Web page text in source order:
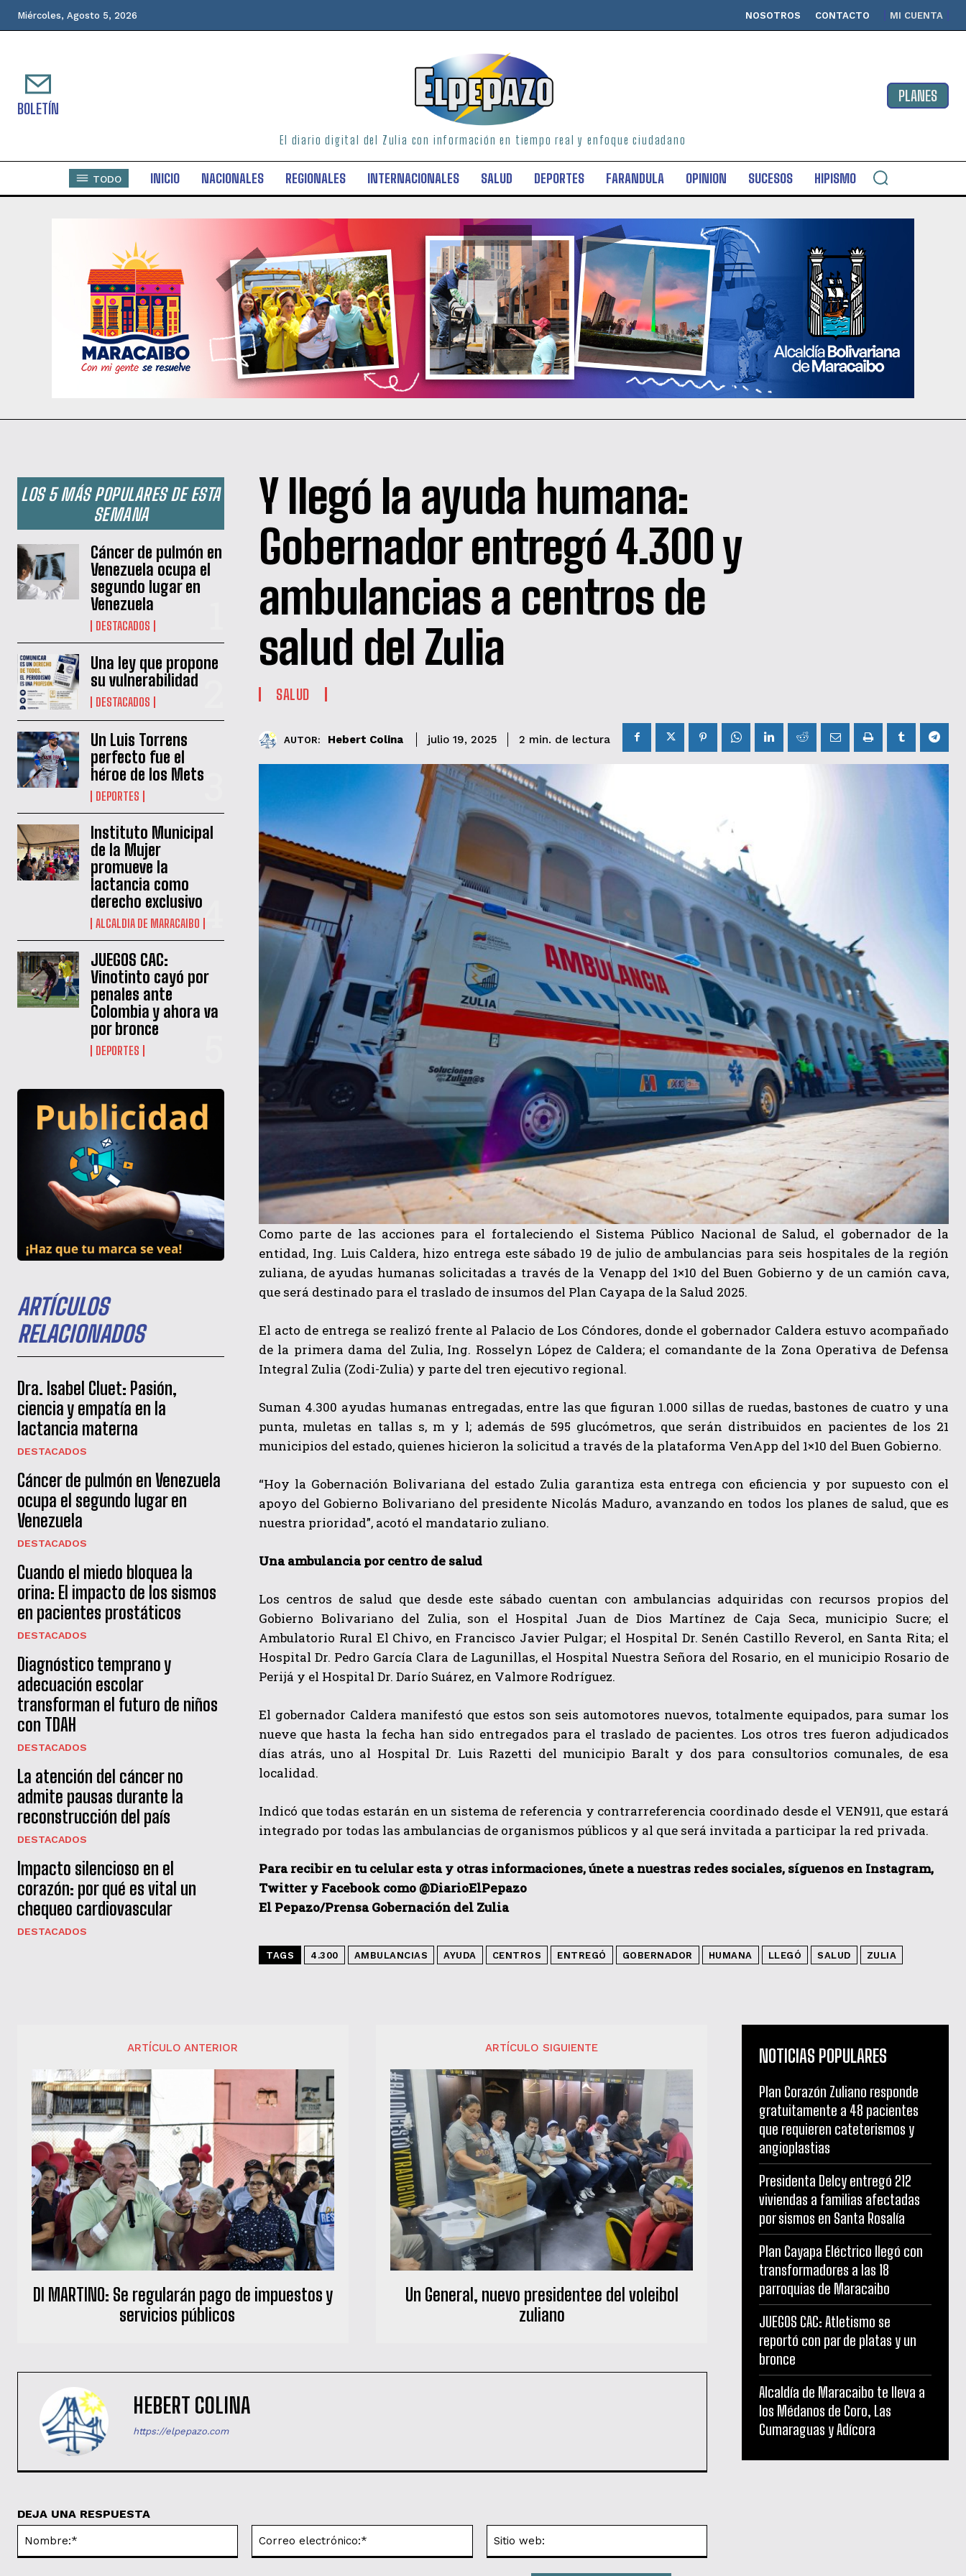
Miércoles, Agosto 5, 2026 NOSOTROS CONTACTO MI CUENTA
BOLETÍN
El diario digital del Zulia con información en tiempo real y enfoque ciudadano
PLANES
TODO INICIO NACIONALES REGIONALES INTERNACIONALES SALUD DEPORTES FARANDULA OPINION SUCESOS HIPISMO
LOS 5 MÁS POPULARES DE ESTA
SEMANA
Cáncer de pulmón en
Venezuela ocupa el
segundo lugar en
Venezuela
DESTACADOS
Una ley que propone
su vulnerabilidad
DESTACADOS
Un Luis Torrens
perfecto fue el
héroe de los Mets
DEPORTES
Instituto Municipal
de la Mujer
promueve la
lactancia como
derecho exclusivo
ALCALDIA DE MARACAIBO
JUEGOS CAC:
Vinotinto cayó por
penales ante
Colombia y ahora va
por bronce
DEPORTES
ARTÍCULOS
RELACIONADOS
Dra. Isabel Cluet: Pasión,
ciencia y empatía en la
lactancia materna
DESTACADOS
Cáncer de pulmón en Venezuela
ocupa el segundo lugar en
Venezuela
DESTACADOS
Cuando el miedo bloquea la
orina: El impacto de los sismos
en pacientes prostáticos
DESTACADOS
Diagnóstico temprano y
adecuación escolar
transforman el futuro de niños
con TDAH
DESTACADOS
La atención del cáncer no
admite pausas durante la
reconstrucción del país
DESTACADOS
Impacto silencioso en el
corazón: por qué es vital un
chequeo cardiovascular
DESTACADOS
Y llegó la ayuda humana:
Gobernador entregó 4.300 y
ambulancias a centros de
salud del Zulia
SALUD
AUTOR: Hebert Colina julio 19, 2025 2 min. de lectura
Como parte de las acciones para el fortaleciendo el Sistema Público Nacional de Salud, el gobernador de la
entidad, Ing. Luis Caldera, hizo entrega este sábado 19 de julio de ambulancias para seis hospitales de la región
zuliana, de ayudas humanas solicitadas a través de la Venapp del 1×10 del Buen Gobierno y de un camión cava,
que será destinado para el traslado de insumos del Plan Cayapa de la Salud 2025.
El acto de entrega se realizó frente al Palacio de Los Cóndores, donde el gobernador Caldera estuvo acompañado
de la primera dama del Zulia, Ing. Rosselyn López de Caldera; el comandante de la Zona Operativa de Defensa
Integral Zulia (Zodi-Zulia) y parte del tren ejecutivo regional.
Suman 4.300 ayudas humanas entregadas, entre las que figuran 1.000 sillas de ruedas, bastones de cuatro y una
punta, muletas en tallas s, m y l; además de 595 glucómetros, que serán distribuidos en pacientes de los 21
municipios del estado, quienes hicieron la solicitud a través de la plataforma VenApp del 1×10 del Buen Gobierno.
“Hoy la Gobernación Bolivariana del estado Zulia garantiza esta entrega con eficiencia y por supuesto con el
apoyo del Gobierno Bolivariano del presidente Nicolás Maduro, avanzando en todos los planes de salud, que es
nuestra prioridad”, acotó el mandatario zuliano.
Una ambulancia por centro de salud
Los centros de salud que desde este sábado cuentan con ambulancias adquiridas con recursos propios del
Gobierno Bolivariano del Zulia, son el Hospital Juan de Dios Martínez de Caja Seca, municipio Sucre; el
Ambulatorio Rural El Chivo, en Francisco Javier Pulgar; el Hospital Dr. Senén Castillo Reverol, en Santa Rita; el
Hospital Dr. Pedro García Clara de Lagunillas, el Hospital Nuestra Señora del Rosario, en el municipio Rosario de
Perijá y el Hospital Dr. Darío Suárez, en Valmore Rodríguez.
El gobernador Caldera manifestó que estos son seis automotores nuevos, totalmente equipados, para sumar los
nueve que hasta la fecha han sido entregados para el traslado de pacientes. Los otros tres fueron adjudicados
días atrás, uno al Hospital Dr. Luis Razetti del municipio Baralt y dos para consultorios comunales, de esa
localidad.
Indicó que todas estarán en un sistema de referencia y contrarreferencia coordinado desde el VEN911, que estará
integrado por todas las ambulancias de organismos públicos y al que será invitada a participar la red privada.
Para recibir en tu celular esta y otras informaciones, únete a nuestras redes sociales, síguenos en Instagram,
Twitter y Facebook como @DiarioElPepazo
El Pepazo/Prensa Gobernación del Zulia
TAGS 4.300 AMBULANCIAS AYUDA CENTROS ENTREGÓ GOBERNADOR HUMANA LLEGÓ SALUD ZULIA
ARTÍCULO ANTERIOR
DI MARTINO: Se regularán pago de impuestos y
servicios públicos
ARTÍCULO SIGUIENTE
Un General, nuevo presidentee del voleibol
zuliano
HEBERT COLINA
https://elpepazo.com
DEJA UNA RESPUESTA
electrónico:*
NOTICIAS POPULARES
Plan Corazón Zuliano responde
gratuitamente a 48 pacientes
que requieren cateterismos y
angioplastias
Presidenta Delcy entregó 212
viviendas a familias afectadas
por sismos en Santa Rosalía
Plan Cayapa Eléctrico llegó con
transformadores a las 18
parroquias de Maracaibo
JUEGOS CAC: Atletismo se
reportó con par de platas y un
bronce
Alcaldía de Maracaibo te lleva a
los Médanos de Coro, Las
Cumaraguas y Adícora